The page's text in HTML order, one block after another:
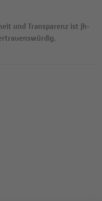
und Transparenz ist jh-